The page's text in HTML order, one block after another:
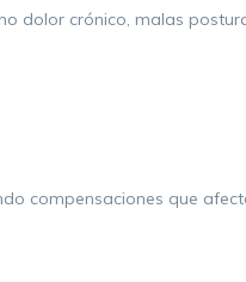
dolor crónico, malas
compensaciones que